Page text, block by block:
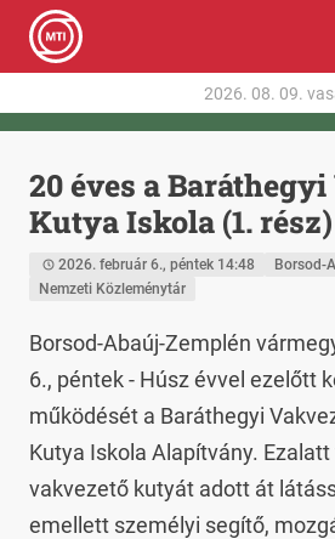
2026. 08. 09.
20 éves a
Kutya Iskola (1. rész)
2026. február 6., péntek 14:48
Borsod-
Nemzeti Közleménytár
Borsod-Abaúj-Zemplén
6., péntek - Húsz évvel ezelőtt
működését a Baráthegyi
Kutya Iskola Alapítvány.
vakvezető kutyát adott át
emellett személyi segítő,